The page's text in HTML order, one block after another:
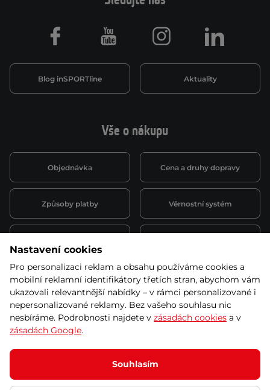
Vše o nákupu
Objednávka Cena a druhy dopravy
Způsoby platby Věrnostní systém
Půjčovna
obchodní podmínky
Kariéra
Blog inSPORTline Aktuality
Facebook Youtube Instagram LinkedIn
© 2026 SEVEN SPORT s.r.o Všechna práva vyhrazena
Podle zákona o evidenci tržeb je prodávající povinen vystavit
kupujícímu účtenku.
Zároveň je povinen zaevidovat přijatou tržbu u správce daně online; v
Nastavení cookies
Pro personalizaci reklam a obsahu používáme cookies a
mobilní reklamní identifikátory třetích stran, abychom vám
ukazovali relevantnější nabídky – v rámci personalizované i
nepersonalizované reklamy. Bez vašeho souhlasu nic
nesbíráme. Podrobnosti najdete v zásadách cookies a v
zásadách Google.
Souhlasím